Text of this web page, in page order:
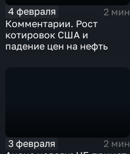
4 февраля
2 мин
Комментарии. Рост
котировок США и
падение цен на нефть
3 февраля
2 мин